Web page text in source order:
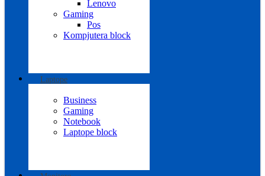
Lenovo
Gaming
Pos
Kompjutera block
Laptope
Business
Gaming
Notebook
Laptope block